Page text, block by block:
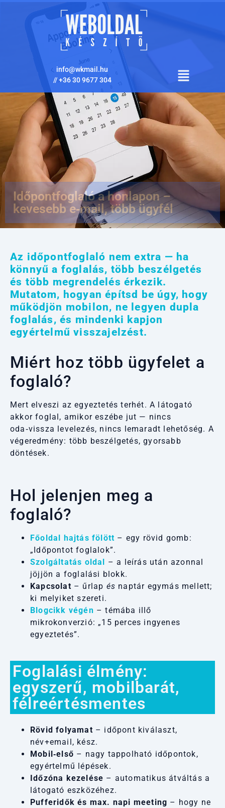
info@wkmail.hu
//+36 30 9677 304
Időpontfoglaló a honlapon –
kevesebb e‑mail, több ügyfél
Az időpontfoglaló nem extra — ha
könnyű a foglalás, több beszélgetés
és több megrendelés érkezik.
Mutatom, hogyan építsd be úgy, hogy
működjön mobilon, ne legyen dupla
foglalás, és mindenki kapjon
egyértelmű visszajelzést.
Miért hoz több ügyfelet a
foglaló?
Mert elveszi az egyeztetés terhét. A látogató
akkor foglal, amikor eszébe jut — nincs
oda‑vissza levelezés, nincs lemaradt lehetőség. A
végeredmény: több beszélgetés, gyorsabb
döntések.
Hol jelenjen meg a
foglaló?
Főoldal hajtás fölött – egy rövid gomb:
„Időpontot foglalok”.
Szolgáltatás oldal
– a leírás után azonnal
jöjjön a foglalási blokk.
Kapcsolat – űrlap és naptár egymás mellett;
ki melyiket szereti.
Blogcikk végén – témába illő
mikrokonverzió: „15 perces ingyenes
egyeztetés”.
Foglalási élmény:
egyszerű, mobilbarát,
félreértésmentes
Rövid folyamat – időpont kiválaszt,
név+email, kész.
Mobil‑első – nagy tappolható időpontok,
egyértelmű lépések.
Időzóna kezelése – automatikus átváltás a
látogató eszközéhez.
Pufferidők és max. napi meeting – hogy ne